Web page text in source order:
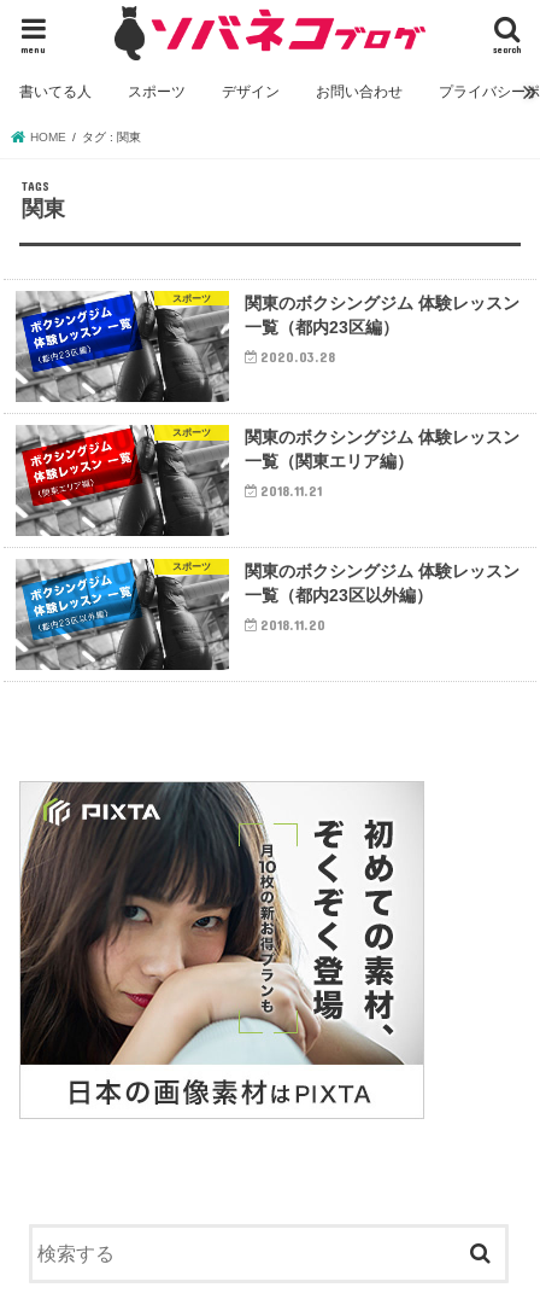
search
menu
書いてる人 スポーツ デザイン お問い合わせ プライバシー
HOME タグ : 関東
関東
スポーツ
関東のボクシングジム 体験レッスン
一覧（都内23区編）
2020.03.28
スポーツ
関東のボクシングジム 体験レッスン
一覧（関東エリア編）
2018.11.21
スポーツ
関東のボクシングジム 体験レッスン
一覧（都内23区以外編）
2018.11.20